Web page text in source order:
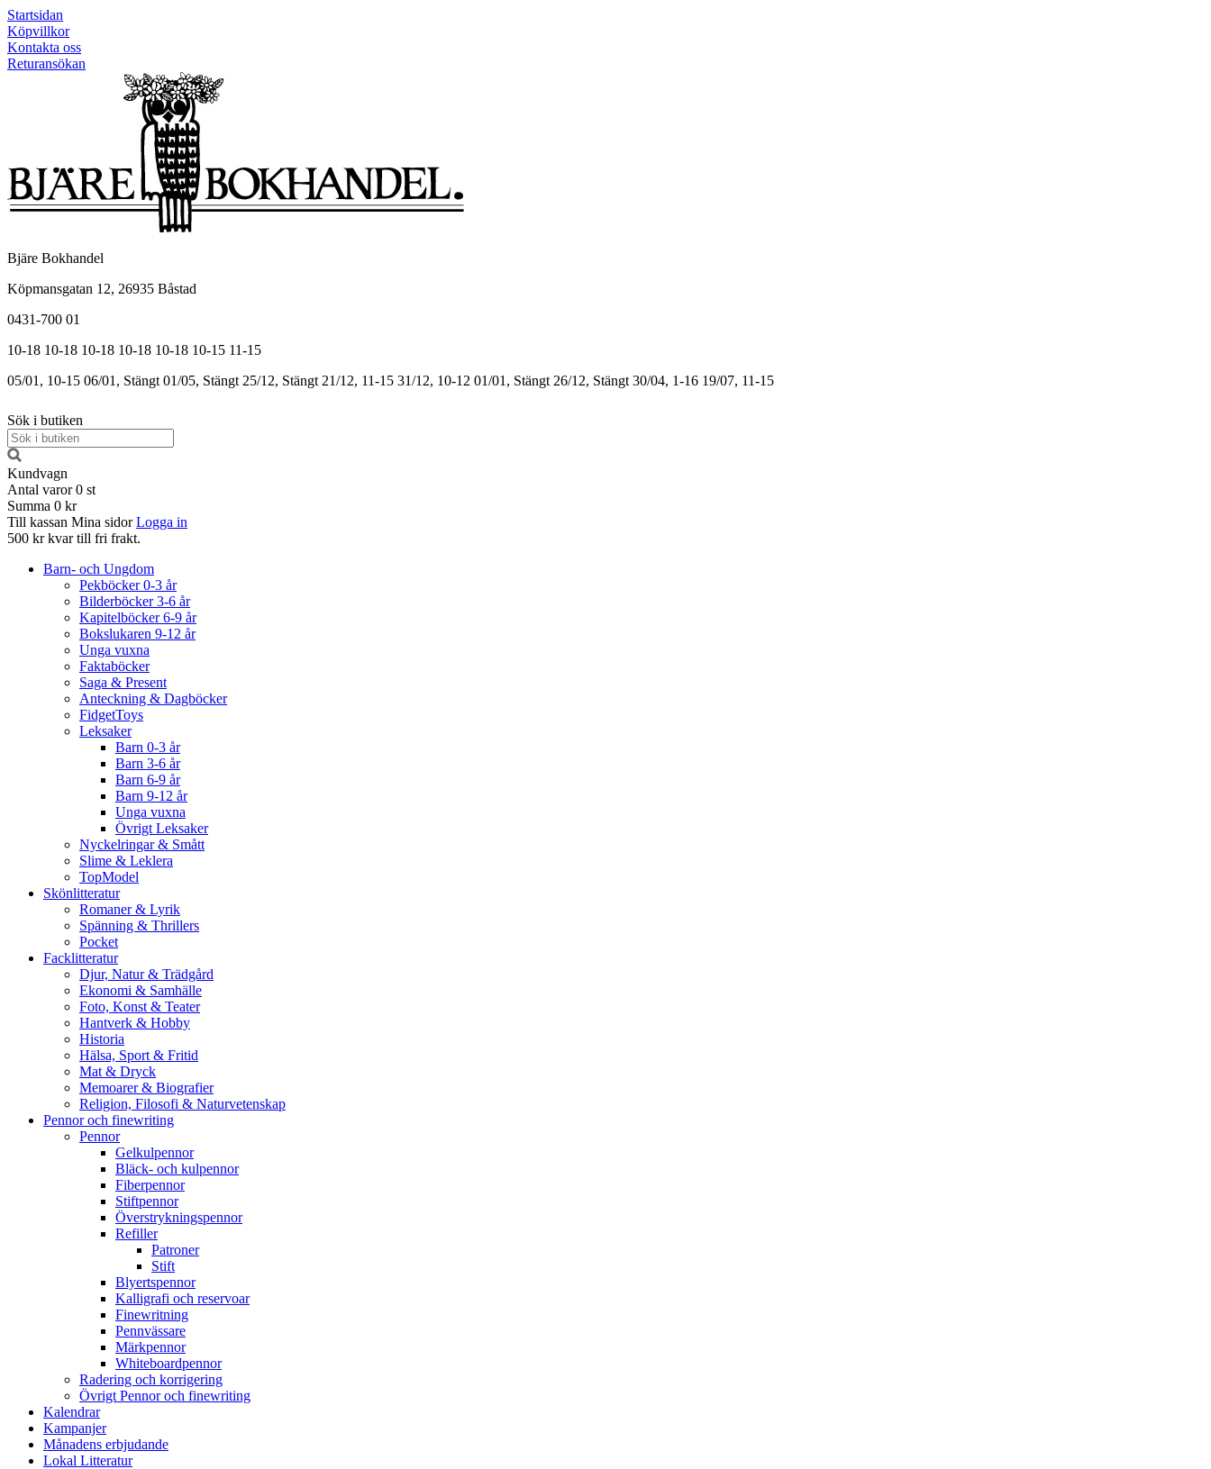
Startsidan
Köpvillkor
Kontakta oss
Returansökan
Bjäre Bokhandel
Köpmansgatan 12, 26935 Båstad
0431-700 01
10-18 10-18 10-18 10-18 10-18 10-15 11-15
05/01, 10-15 06/01, Stängt 01/05, Stängt 25/12, Stängt 21/12, 11-15 31/12, 10-12 01/01, Stängt 26/12, Stängt 30/04, 1-16 19/07, 11-15
Sök i butiken
Kundvagn
Antal varor 0 st
Summa 0 kr
Till kassan Mina sidor Logga in
500 kr kvar till fri frakt.
Barn- och Ungdom
Pekböcker 0-3 år
Bilderböcker 3-6 år
Kapitelböcker 6-9 år
Bokslukaren 9-12 år
Unga vuxna
Faktaböcker
Saga & Present
Anteckning & Dagböcker
FidgetToys
Leksaker
Barn 0-3 år
Barn 3-6 år
Barn 6-9 år
Barn 9-12 år
Unga vuxna
Övrigt Leksaker
Nyckelringar & Smått
Slime & Leklera
TopModel
Skönlitteratur
Romaner & Lyrik
Spänning & Thrillers
Pocket
Facklitteratur
Djur, Natur & Trädgård
Ekonomi & Samhälle
Foto, Konst & Teater
Hantverk & Hobby
Historia
Hälsa, Sport & Fritid
Mat & Dryck
Memoarer & Biografier
Religion, Filosofi & Naturvetenskap
Pennor och finewriting
Pennor
Gelkulpennor
Bläck- och kulpennor
Fiberpennor
Stiftpennor
Överstrykningspennor
Refiller
Patroner
Stift
Blyertspennor
Kalligrafi och reservoar
Finewritning
Pennvässare
Märkpennor
Whiteboardpennor
Radering och korrigering
Övrigt Pennor och finewriting
Kalendrar
Kampanjer
Månadens erbjudande
Lokal Litteratur